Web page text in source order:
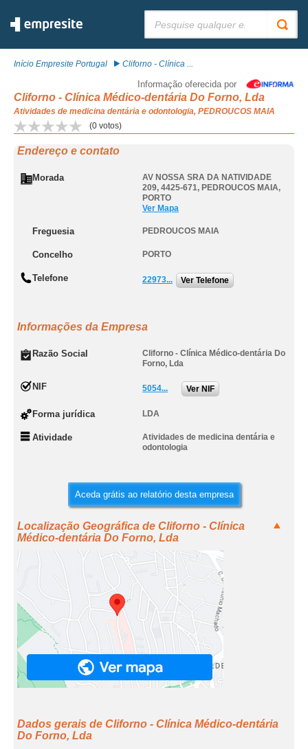
Início Empresite Portugal Cliforno - Clínica ...
Informação oferecida por
Cliforno - Clínica Médico-dentária Do Forno, Lda
Atividades de medicina dentária e odontologia, PEDROUCOS MAIA
(0 votos)
Endereço e contato
Morada
AV NOSSA SRA DA NATIVIDADE
209, 4425-671, PEDROUCOS MAIA,
PORTO
Ver Mapa
Freguesia PEDROUCOS MAIA
Concelho PORTO
Telefone 22973... Ver Telefone
Informações da Empresa
Razão Social
Cliforno - Clínica Médico-dentária Do
Forno, Lda
NIF 5054... Ver NIF
Forma jurídica LDA
Atividade
Atividades de medicina dentária e
odontologia
Aceda grátis ao relatório desta empresa
Localização Geográfica de Cliforno - Clínica
Médico-dentária Do Forno, Lda
Dados gerais de Cliforno - Clínica Médico-dentária
Do Forno, Lda